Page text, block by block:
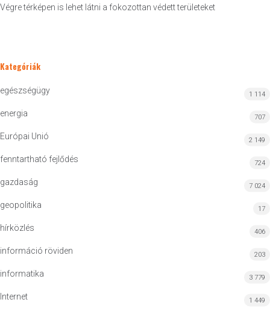
Végre térképen is lehet látni a fokozottan védett területeket
Kategóriák
egészségügy 1 114
energia 707
Európai Unió 2 149
fenntartható fejlődés 724
gazdaság 7 024
geopolitika 17
hírközlés 406
információ röviden 203
informatika 3 779
Internet 1 449